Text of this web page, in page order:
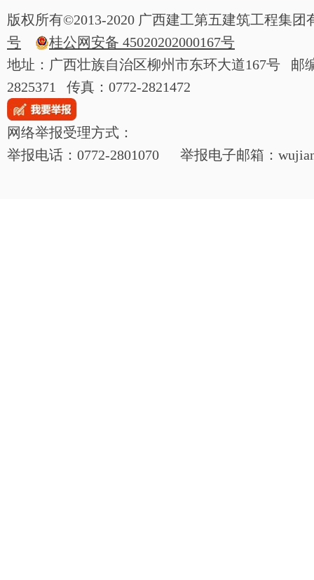
版权所有©2013-2020 广西建工第五建筑工程集
号
桂公网安备 45020202000167号
地址：广西壮族自治区柳州市东环大道167号 邮
2825371 传真：0772-2821472
网络举报受理方式：
举报电话：0772-2801070 举报电子邮箱：